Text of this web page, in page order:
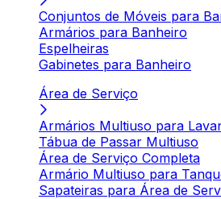
Conjuntos de Móveis para
Armários para Banheiro
Espelheiras
Gabinetes para Banheiro
Área de Serviço
Armários Multiuso para
Tábua de Passar Multiuso
Área de Serviço Completa
Armário Multiuso para
Sapateiras para Área de